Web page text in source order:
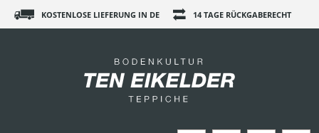
KOSTENLOSE LIEFERUNG IN DE 14 TAGE RÜCKGABERECHT